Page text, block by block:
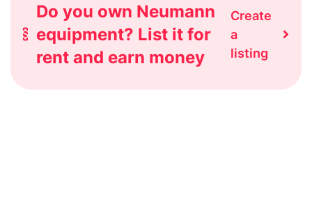
Do you own Neumann
equipment? List it for
rent and earn money
Create
a
listing